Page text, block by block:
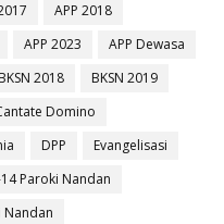
APP 2018
APP 2023
APP Dewasa
BKSN 2018
BKSN 2019
Domino
DPP
Evangelisasi
Paroki Nandan
Nandan